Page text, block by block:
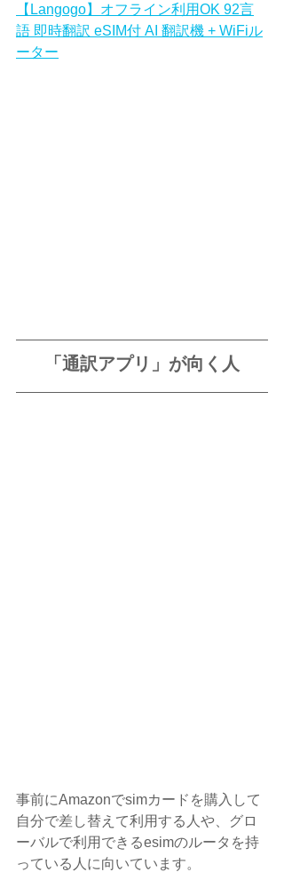
【Langogo】オフライン利用OK 92言
語 即時翻訳 eSIM付 AI 翻訳機 + WiFiル
ーター
「通訳アプリ」が向く人
事前にAmazonでsimカードを購入して
自分で差し替えて利用する人や、グロ
ーバルで利用できるesimのルータを持
っている人に向いています。